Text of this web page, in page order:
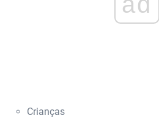
Crianças